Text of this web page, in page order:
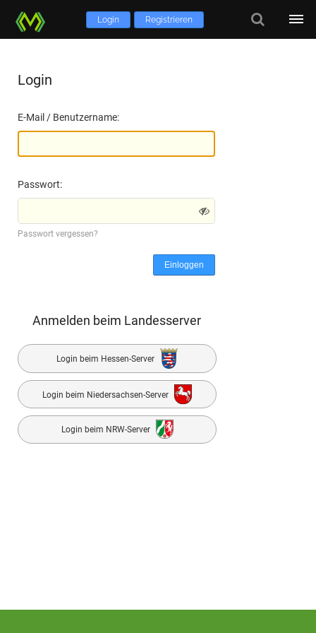
Login Registrieren
Login
E-Mail / Benutzername:
Passwort:
Passwort vergessen?
Anmelden beim Landesserver
Login beim Hessen-Server
Login beim Niedersachsen-Server
Login beim NRW-Server